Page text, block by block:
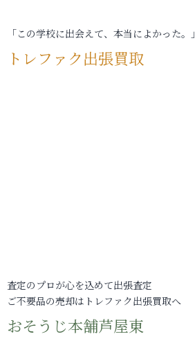
「この学校に出会えて、本当によかった。」
トレファク出張買取
査定のプロが心を込めて出張査定
ご不要品の売却はトレファク出張買取へ
おそうじ本舗芦屋東